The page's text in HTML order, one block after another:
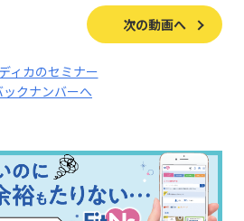
次の動画へ
ィカのセミナー
ックナンバーへ